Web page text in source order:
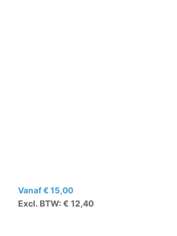
Vanaf€15,00
Excl. BTW: € 12,40